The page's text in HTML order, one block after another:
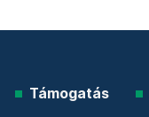
Támogatás